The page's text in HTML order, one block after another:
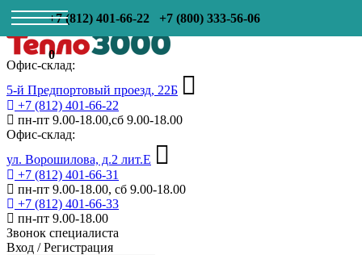
+7 (812) 401-66-22 +7 (800) 333-56-06
0
Офис-склад:
5-й Предпортовый проезд, 22Б
+7 (812) 401-66-22
пн-пт 9.00-18.00,сб 9.00-18.00
Офис-склад:
ул. Ворошилова, д.2 лит.Е
+7 (812) 401-66-31
пн-пт 9.00-18.00, сб 9.00-18.00
+7 (812) 401-66-33
пн-пт 9.00-18.00
Звонок специалиста
Вход /Регистрация